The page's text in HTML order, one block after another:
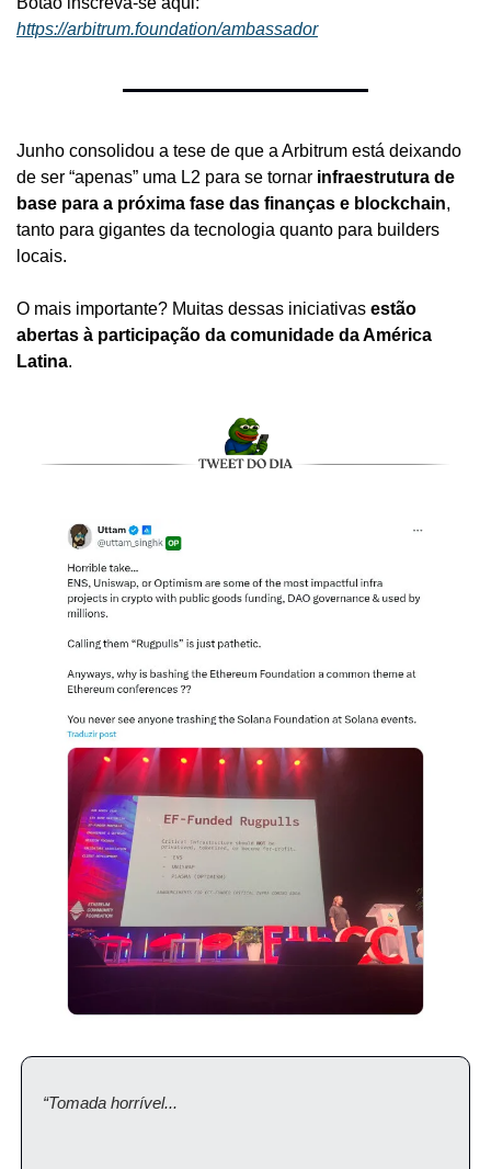
https://arbitrum.foundation/ambassador
Junho consolidou a tese de que a Arbitrum está deixando
de ser “apenas” uma L2 para se tornar infraestrutura de
base para a próxima fase das finanças e blockchain,
tanto para gigantes da tecnologia quanto para builders
locais.
O mais importante? Muitas dessas iniciativas estão
abertas à participação da comunidade da América
Latina.
“Tomada horrível...